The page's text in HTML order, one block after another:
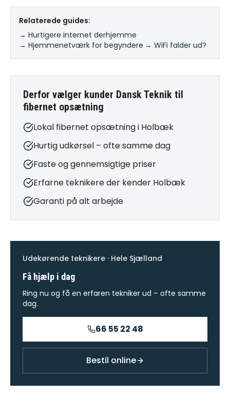
Relaterede guides:
→ Hurtigere internet derhjemme
→ Hjemmenetværk for begyndere → WiFi falder ud?
Derfor vælger kunder Dansk Teknik til
fibernet opsætning
Lokal fibernet opsætning i Holbæk
Hurtig udkørsel – ofte samme dag
Faste og gennemsigtige priser
Erfarne teknikere der kender Holbæk
Garanti på alt arbejde
Udekørende teknikere · Hele Sjælland
Få hjælp i dag
Ring nu og få en erfaren tekniker ud – ofte samme
dag.
66 55 22 48
Bestil online